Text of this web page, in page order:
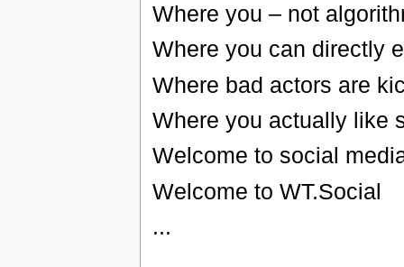
Where you – not
Where you can directly
Where bad actors are
Where you actually like
Welcome to social
Welcome to WT.Social
...